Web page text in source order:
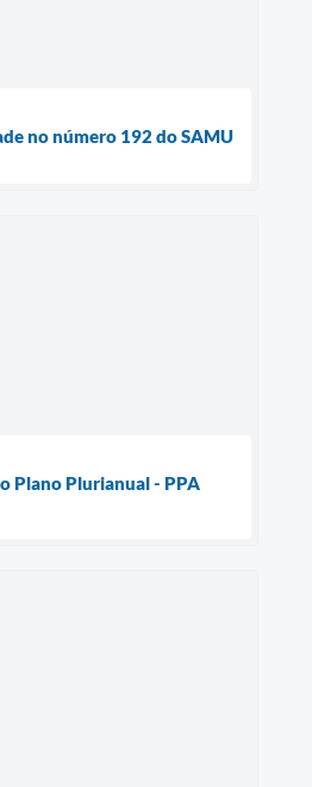
no número 192 do SAMU
Plano Plurianual - PPA